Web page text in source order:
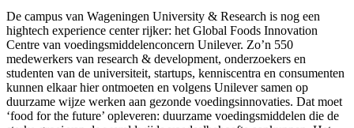
De campus van Wageningen University & Research is nog een
hightech experience center rijker: het Global Foods Innovation
Centre van voedingsmiddelenconcern Unilever. Zo’n 550
medewerkers van research & development, onderzoekers en
studenten van de universiteit, startups, kenniscentra en consumenten
kunnen elkaar hier ontmoeten en volgens Unilever samen op
duurzame wijze werken aan gezonde voedingsinnovaties. Dat moet
‘food for the future’ opleveren: duurzame voedingsmiddelen die de